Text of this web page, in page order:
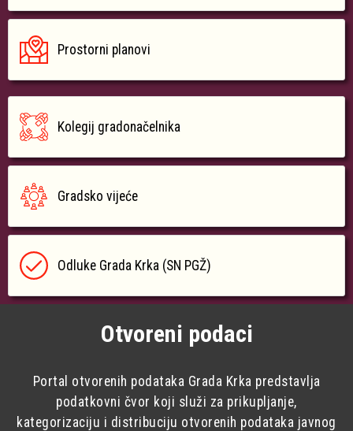
Prostorni planovi
Kolegij gradonačelnika
Gradsko vijeće
Odluke Grada Krka (SN PGŽ)
Otvoreni podaci
Portal otvorenih podataka Grada Krka predstavlja
podatkovni čvor koji služi za prikupljanje,
kategorizaciju i distribuciju otvorenih podataka javnog